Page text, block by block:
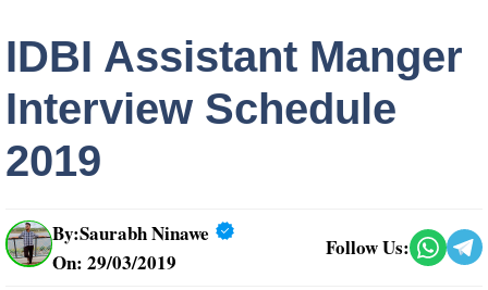
IDBI Assistant Manger
Interview Schedule
2019
By:Saurabh Ninawe
On: 29/03/2019
Follow Us: